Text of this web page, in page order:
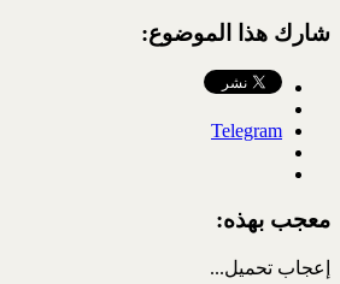
شارك هذا الموضوع:
Telegram
معجب بهذه:
إعجاب تحميل...